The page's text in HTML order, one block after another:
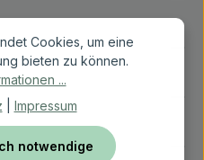
Cookies, um eine
bieten zu können.
...
Impressum
notwendige